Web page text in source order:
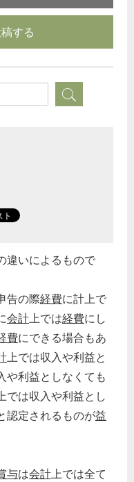
する
違いによるもので
告の際経費に計上で
会計上では経費にし
費にできる場合もあ
上では収入や利益と
や利益としなくても
では収入や利益とし
認定されるものが益
与は会計上では全て